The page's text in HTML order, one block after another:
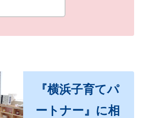
『横浜子育てパ
ートナー』に相